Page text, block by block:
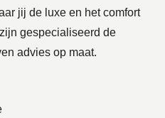
jij de luxe en het comfort
gespecialiseerd de
advies op maat.